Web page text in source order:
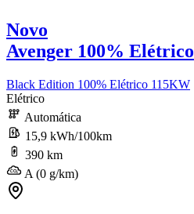
Novo
Avenger 100% Elétrico
Black Edition 100% Elétrico 115KW
Elétrico
Automática
15,9 kWh/100km
390 km
A (0 g/km)